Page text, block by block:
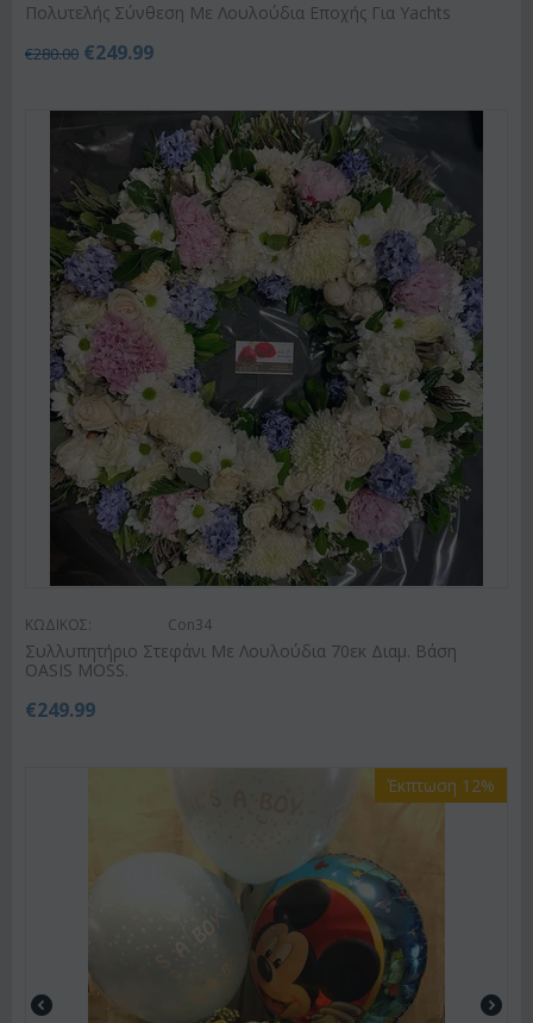
Πολυτελής Σύνθεση Με Λουλούδια Εποχής Για Yachts
€280.00 €249.99
ΚΩΔΙΚΟΣ: Con34
Συλλυπητήριο Στεφάνι Με Λουλούδια 70εκ Διαμ. Βάση
OASIS MOSS.
€249.99
Έκπτωση 12%